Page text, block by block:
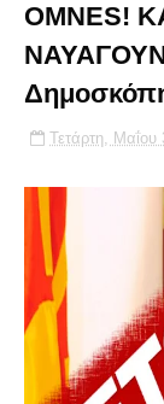
OMNES!
Τετάρτη, Μαΐου